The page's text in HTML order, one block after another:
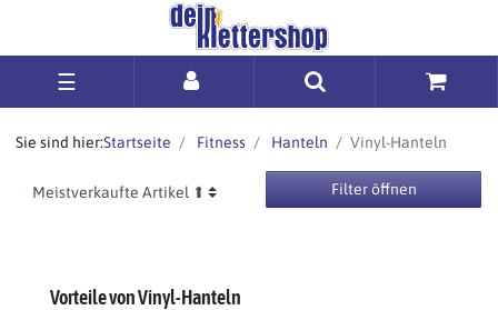
☰
Sie sind hier:Startseite Fitness Hanteln Vinyl-Hanteln
Filter öffnen
Vorteile von Vinyl-Hanteln